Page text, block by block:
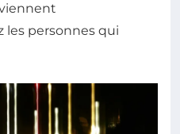
personnes qui